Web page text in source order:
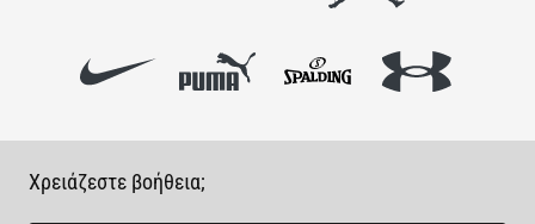
Χρειάζεστε βοήθεια;